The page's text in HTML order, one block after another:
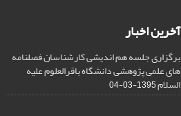
آخرین اخبار
برگزاری جلسه هم اندیشی کارشناسان فصلنامه
های علمی پژوهشی دانشگاه باقرالعلوم علیه
السلام1395-03-04